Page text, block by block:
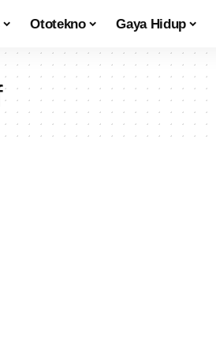
Ototekno Gaya Hidup